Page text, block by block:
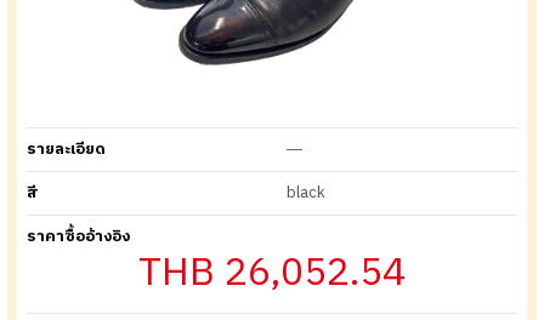
รายละเอียด
―
สี
black
ราคาซื้ออ้างอิง
THB 26,052.54